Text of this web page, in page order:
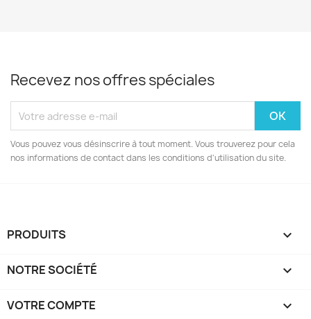
Recevez nos offres spéciales
Vous pouvez vous désinscrire à tout moment. Vous trouverez pour cela
nos informations de contact dans les conditions d'utilisation du site.
PRODUITS 
NOTRE SOCIÉTÉ 
VOTRE COMPTE 